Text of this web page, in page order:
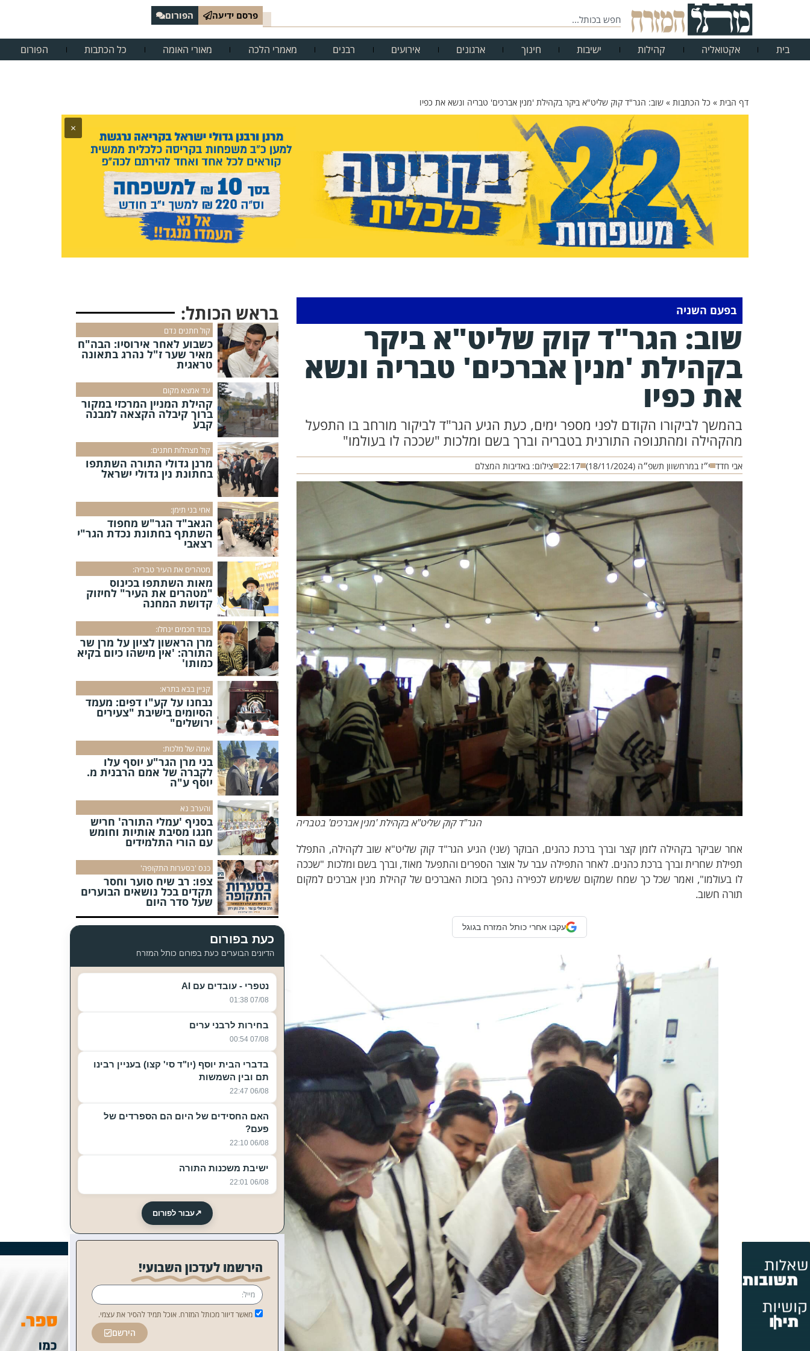
פרסם ידיעה הפורום
בית אקטואליה קהילות ישיבות חינוך ארגונים אירועים רבנים מאמרי הלכה מאורי האומה כל הכתבות הפורום
דף הבית » כל הכתבות » שוב: הגר"ד קוק שליט"א ביקר בקהילת 'מנין אברכים' טבריה ונשא את כפיו
×
בפעם השניה
שוב: הגר"ד קוק שליט"א ביקר
בקהילת 'מנין אברכים' טבריה ונשא
את כפיו
בהמשך לביקורו הקודם לפני מספר ימים, כעת הגיע הגר"ד לביקור מורחב בו התפעל
מהקהילה ומהתנופה התורנית בטבריה וברך בשם ומלכות "שככה לו בעולמו"
אבי חדד י״ז במרחשוון תשפ״ה (18/11/2024) 22:17 צילום: באדיבות המצלם
הגר"ד קוק שליט"א בקהילת 'מנין אברכים' בטבריה
אחר שביקר בקהילה לזמן קצר וברך ברכת כהנים, הבוקר (שני) הגיע הגר"ד קוק שליט"א שוב לקהילה, התפלל
תפילת שחרית וברך ברכת כהנים. לאחר התפילה עבר על אוצר הספרים והתפעל מאוד, וברך בשם ומלכות "שככה
לו בעולמו", ואמר שכל כך שמח שמקום ששימש לכפירה נהפך בזכות האברכים של קהילת מנין אברכים למקום
תורה חשוב.
עקבו אחרי כותל המזרח בגוגל
בראש הכותל:
קול חתנים נדם
כשבוע לאחר אירוסיו: הבה"ח
מאיר שער ז"ל נהרג בתאונה
טראגית
עד אמצא מקום
קהילת המניין המרכזי במקור
ברוך קיבלה הקצאה למבנה
קבע
קול מצהלות חתנים:
מרנן גדולי התורה השתתפו
בחתונת נין גדולי ישראל
אחי בני תימן:
הגאב"ד הגר"ש מחפוד
השתתף בחתונת נכדת הגר"י
רצאבי
מטהרים את העיר טבריה:
מאות השתתפו בכינוס
"מטהרים את העיר" לחיזוק
קדושת המחנה
כבוד חכמים ינחלו:
מרן הראשון לציון על מרן שר
התורה: 'אין מישהו כיום בקיא
כמותו'
קניין בבא בתרא:
נבחנו על קע"ו דפים: מעמד
הסיומים בישיבת "צעירים
ירושלים"
אמה של מלכות:
בני מרן הגר"ע יוסף עלו
לקברה של אמם הרבנית מ.
יוסף ע"ה
והערב נא
בסניף 'עמלי התורה' חריש
חגגו מסיבת אותיות וחומש
עם הורי התלמידים
כנס 'בסערות התקופה'
צפו: רב שיח סוער וחסר
תקדים בכל נושאים הבוערים
שעל סדר היום
כעת בפורום
הדיונים הבוערים כעת בפורום כותל המזרח
נטפרי - עובדים עם AI
07/08 01:38
בחירות לרבני ערים
07/08 00:54
בדברי הבית יוסף (יו"ד סי' קצו) בעניין רבינו
תם ובין השמשות
06/08 22:47
האם החסידים של היום הם הספרדים של
פעם?
06/08 22:10
ישיבת משכנות התורה
06/08 22:01
↗עבור לפורום
הירשמו לעדכון השבועי!
מאשר דיוור מכותל המזרח. אוכל תמיד להסיר את עצמי.
הירשם